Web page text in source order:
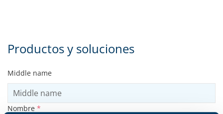
Productos y soluciones
Middle name
Nombre *